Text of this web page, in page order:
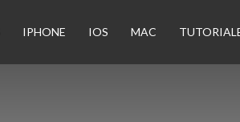
IPHONE IOS MAC